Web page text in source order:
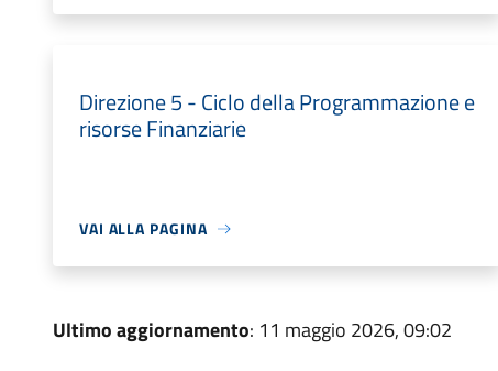
Direzione 5 - Ciclo della Programmazione e
risorse Finanziarie
VAI ALLA PAGINA
Ultimo aggiornamento: 11 maggio 2026, 09:02